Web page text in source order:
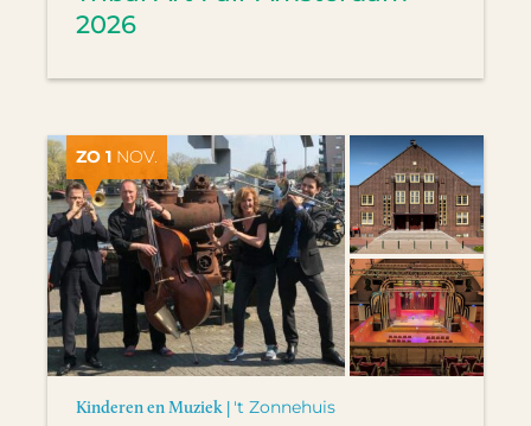
2026
ZO 1 NOV.
Kinderen en Muziek | 't Zonnehuis